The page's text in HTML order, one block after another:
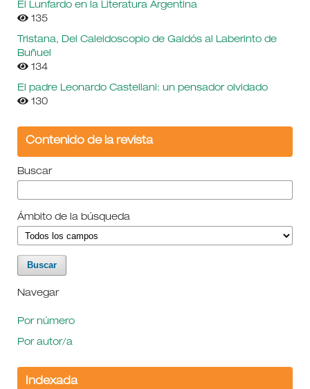
El Lunfardo en la Literatura Argentina
135
Tristana, Del Caleidoscopio de Galdós al Laberinto de
Buñuel
134
El padre Leonardo Castellani: un pensador olvidado
130
Contenido de la revista
Buscar
Ámbito de la búsqueda
Navegar
Por número
Por autor/a
Indexada